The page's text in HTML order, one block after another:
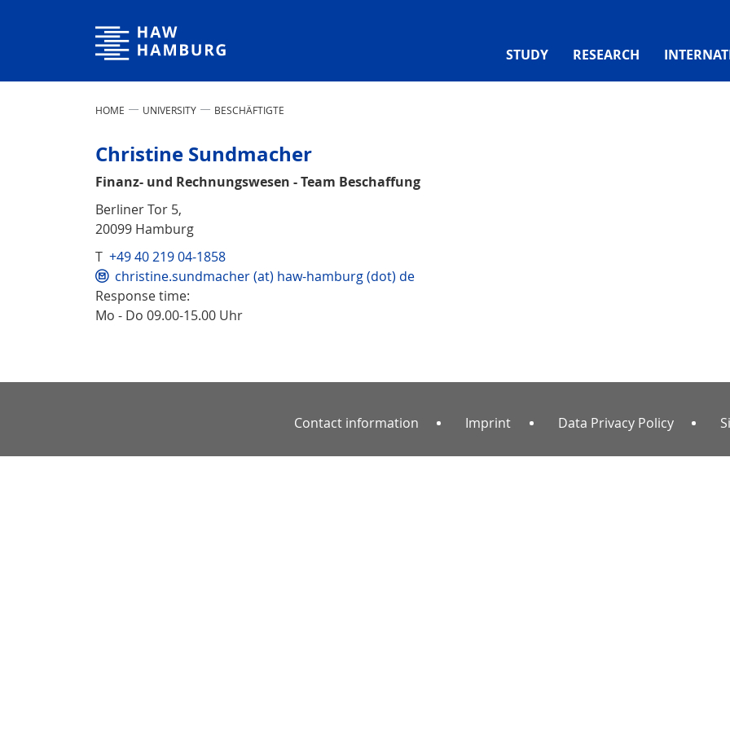
Hamburg University of Applied Sciences
STUDY RESEARCH
HOME UNIVERSITY BESCHÄFTIGTE
Christine Sundmacher
Finanz- und Rechnungswesen - Team Beschaffung
Berliner Tor 5,
20099 Hamburg
T +49 40 219 04-1858
christine.sundmacher (at) haw-hamburg (dot) de
Response time:
Mo - Do 09.00-15.00 Uhr
Contact information Imprint Data Privacy Policy